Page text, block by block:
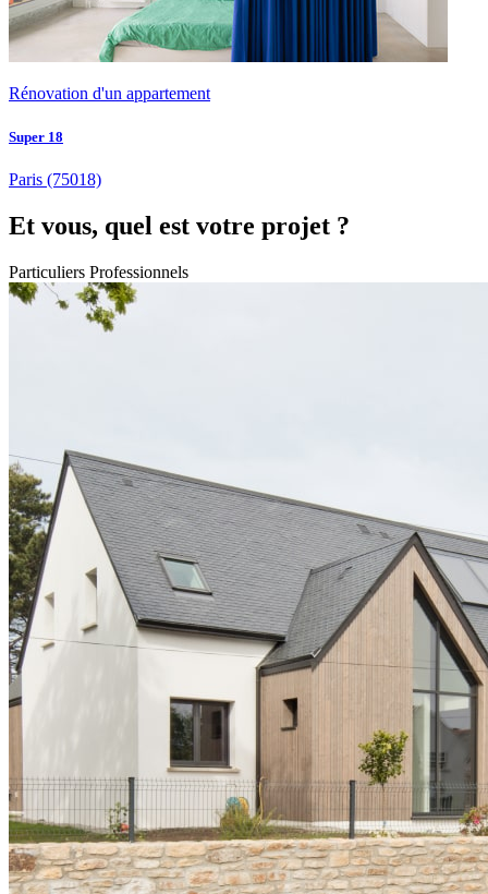
Rénovation d'un appartement
Super 18
Paris (75018)
Et vous, quel est votre projet ?
Particuliers Professionnels